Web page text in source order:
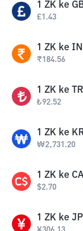
1 ZK ke
£1.43
1 ZK ke
₹184.56
1 ZK ke
₺92.52
1 ZK ke
₩2,731.20
1 ZK ke
$2.70
1 ZK ke